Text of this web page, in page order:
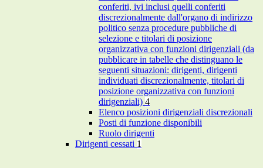
conferiti, ivi inclusi quelli conferiti
discrezionalmente dall'organo di indirizzo
politico senza procedure pubbliche di
selezione e titolari di posizione
organizzativa con funzioni dirigenziali (da
pubblicare in tabelle che distinguano le
seguenti situazioni: dirigenti, dirigenti
individuati discrezionalmente, titolari di
posizione organizzativa con funzioni
dirigenziali) 4
Elenco posizioni dirigenziali discrezionali
Posti di funzione disponibili
Ruolo dirigenti
Dirigenti cessati 1